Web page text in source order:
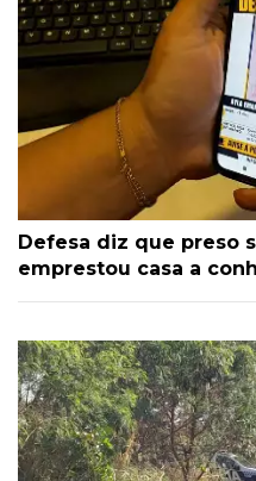
Defesa diz que preso
emprestou casa a